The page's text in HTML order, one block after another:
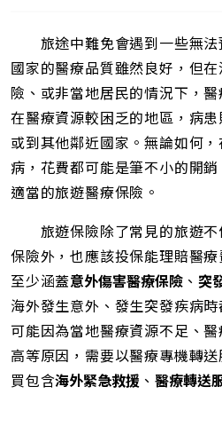
旅途中難免會遇到一些無法
國家的醫療品質雖然良好，但
險、或非當地居民的情況下，
在醫療資源較困乏的地區，病
或到其他鄰近國家。無論如何
病，花費都可能是筆不小的開
適當的旅遊醫療保險。
旅遊保險除了常見的旅遊不
保險外，也應該投保能理賠醫
至少涵蓋意外傷害醫療保險 、突
海外發生意外、發生突發疾病
可能因為當地醫療資源不足、
高等原因，需要以醫療專機轉
買包含海外緊急救援 、醫療轉送